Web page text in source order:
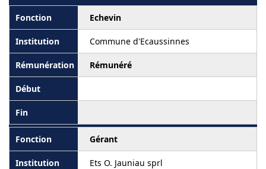
Echevin
Commune d'Ecaussinnes
Rémunéré
Gérant
Ets O. Jauniau sprl